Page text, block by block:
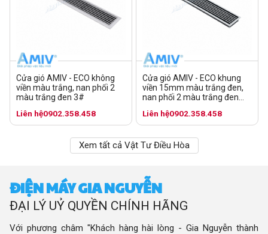
Cửa gió AMIV - ECO không
viền màu trắng, nan phối 2
màu trắng đen 3#
Liên hệ0902.358.458
Cửa gió AMIV - ECO khung
viền 15mm màu trắng đen,
nan phối 2 màu trắng đen
Liên hệ0902.358.458
Xem tất cả Vật Tư Điều Hòa
ĐIỆN MÁY GIA NGUYỄN
ĐẠI LÝ UỶ QUYỀN CHÍNH HÃNG
Với phương châm "Khách hàng hài lòng - Gia Nguyễn thành